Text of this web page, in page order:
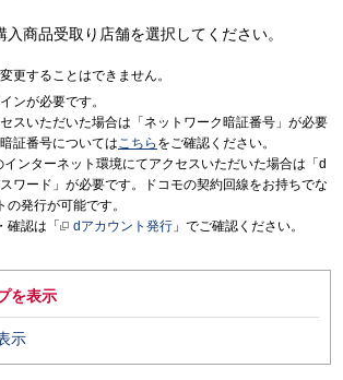
商品受取り店舗を選択してください。
更することはできません。
ンが必要です。
スいただいた場合は「ネットワーク暗証番号」が必要
証番号についてはこちら をご確認ください。
ンターネット環境にてアクセスいただいた場合は「d
ワード」が必要です。ドコモの契約回線をお持ちでな
発行が可能です。
確認は「
dアカウント発行 」でご確認ください。
を表示
示